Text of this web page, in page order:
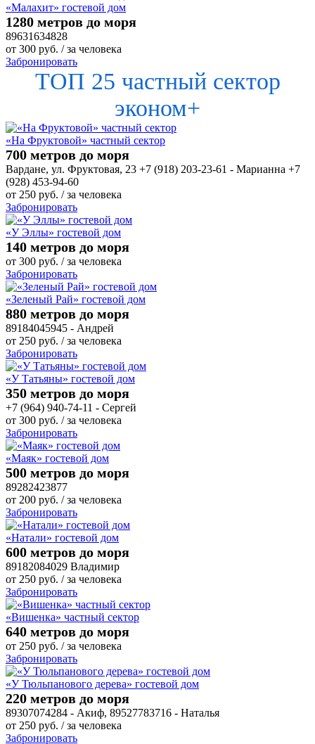
«Малахит» гостевой дом
1280 метров до моря
89631634828
от 300 руб. / за человека
Забронировать
ТОП 25 частный сектор
эконом+
«На Фруктовой» частный сектор
700 метров до моря
Вардане, ул. Фруктовая, 23 +7 (918) 203-23-61 - Марианна +7
(928) 453-94-60
от 250 руб. / за человека
Забронировать
«У Эллы» гостевой дом
140 метров до моря
от 300 руб. / за человека
Забронировать
«Зеленый Рай» гостевой дом
880 метров до моря
89184045945 - Андрей
от 250 руб. / за человека
Забронировать
«У Татьяны» гостевой дом
350 метров до моря
+7 (964) 940-74-11 - Сергей
от 300 руб. / за человека
Забронировать
«Маяк» гостевой дом
500 метров до моря
89282423877
от 200 руб. / за человека
Забронировать
«Натали» гостевой дом
600 метров до моря
89182084029 Владимир
от 250 руб. / за человека
Забронировать
«Вишенка» частный сектор
640 метров до моря
от 250 руб. / за человека
Забронировать
«У Тюльпанового дерева» гостевой дом
220 метров до моря
89307074284 - Акиф, 89527783716 - Наталья
от 250 руб. / за человека
Забронировать